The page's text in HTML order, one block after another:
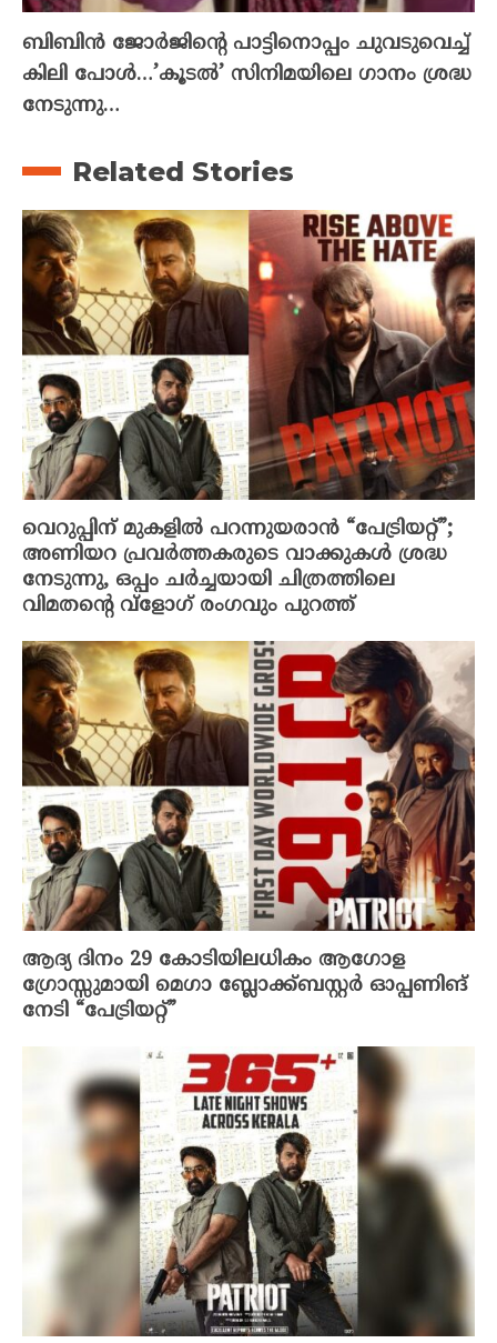
ബിബിൻ ജോർജിന്റെ പാട്ടിനൊപ്പം ചുവടുവെച്ച്
കിലി പോൾ…’കൂടൽ’ സിനിമയിലെ ഗാനം ശ്രദ്ധ
നേടുന്നു…
Related Stories
വെറുപ്പിന് മുകളിൽ പറന്നുയരാൻ “പേട്രിയറ്റ്”;
അണിയറ പ്രവർത്തകരുടെ വാക്കുകൾ ശ്രദ്ധ
നേടുന്നു, ഒപ്പം ചർച്ചയായി ചിത്രത്തിലെ
വിമതന്റെ വ്‌ളോഗ് രംഗവും പുറത്ത്
ആദ്യ ദിനം 29 കോടിയിലധികം ആഗോള
ഗ്രോസ്സുമായി മെഗാ ബ്ലോക്ക്ബസ്റ്റർ ഓപ്പണിങ്
നേടി “പേട്രിയറ്റ്”